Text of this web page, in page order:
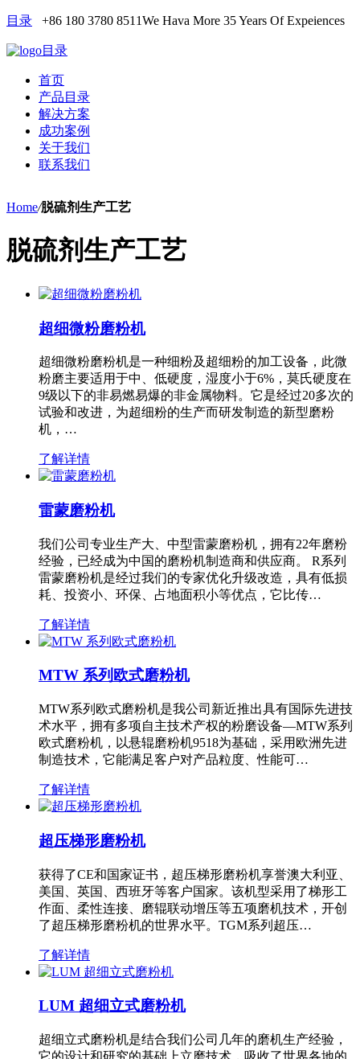
目录 +86 180 3780 8511We Hava More 35 Years Of Expeiences
目录
首页
产品目录
解决方案
成功案例
关于我们
联系我们
Home/脱硫剂生产工艺
脱硫剂生产工艺
超细微粉磨粉机
超细微粉磨粉机是一种细粉及超细粉的加工设备，此微
粉磨主要适用于中、低硬度，湿度小于6%，莫氏硬度在
9级以下的非易燃易爆的非金属物料。它是经过20多次的
试验和改进，为超细粉的生产而研发制造的新型磨粉
机，…
了解详情
雷蒙磨粉机
我们公司专业生产大、中型雷蒙磨粉机，拥有22年磨粉
经验，已经成为中国的磨粉机制造商和供应商。 R系列
雷蒙磨粉机是经过我们的专家优化升级改造，具有低损
耗、投资小、环保、占地面积小等优点，它比传…
了解详情
MTW 系列欧式磨粉机
MTW系列欧式磨粉机是我公司新近推出具有国际先进技
术水平，拥有多项自主技术产权的粉磨设备—MTW系列
欧式磨粉机，以悬辊磨粉机9518为基础，采用欧洲先进
制造技术，它能满足客户对产品粒度、性能可…
了解详情
超压梯形磨粉机
获得了CE和国家证书，超压梯形磨粉机享誉澳大利亚、
美国、英国、西班牙等客户国家。该机型采用了梯形工
作面、柔性连接、磨辊联动增压等五项磨机技术，开创
了超压梯形磨粉机的世界水平。TGM系列超压…
了解详情
LUM 超细立式磨粉机
超细立式磨粉机是结合我们公司几年的磨机生产经验，
它的设计和研究的基础上立磨技术，吸收了世界各地的